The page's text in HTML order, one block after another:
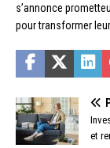
s’annonce
pour transformer
et